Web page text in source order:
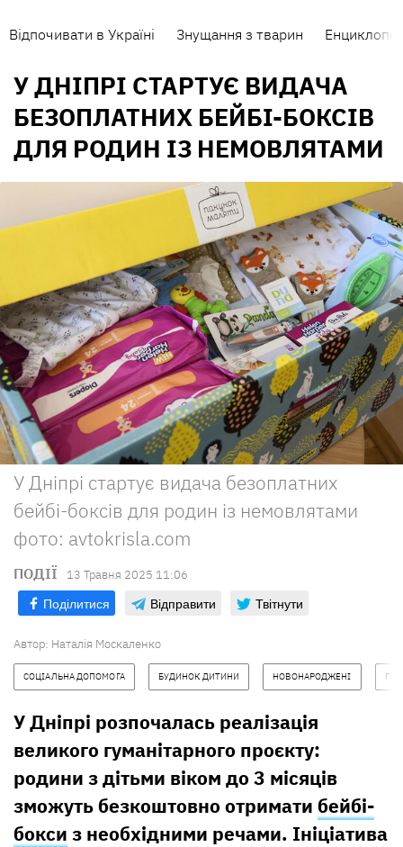
Відпочивати в Україні Знущання з тварин
У ДНІПРІ СТАРТУЄ ВИДАЧА
БЕЗОПЛАТНИХ БЕЙБІ-БОКСІВ
ДЛЯ РОДИН ІЗ НЕМОВЛЯТАМИ
У Дніпрі стартує видача безоплатних
бейбі-боксів для родин із немовлятами
фото: avtokrisla.com
ПОДІЇ 13 Травня 2025 11:06
Поділитися Відправити Твітнути
Автор: Наталія Москаленко
СОЦІАЛЬНА ДОПОМОГА БУДИНОК ДИТИНИ НОВОНАРОДЖЕНІ
У Дніпрі розпочалась реалізація
великого гуманітарного проєкту:
родини з дітьми віком до 3 місяців
зможуть безкоштовно отримати бейбі-
бокси з необхідними речами. Ініціатива